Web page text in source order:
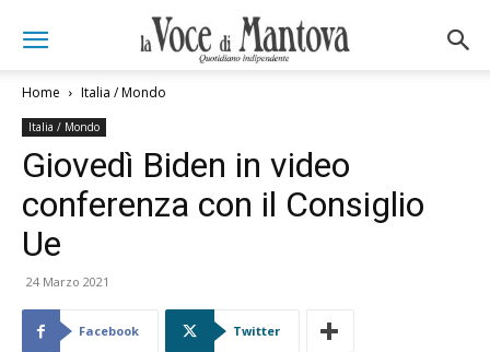
Home Italia / Mondo
Italia / Mondo
Giovedì Biden in video
conferenza con il Consiglio
Ue
24 Marzo 2021
Facebook Twitter